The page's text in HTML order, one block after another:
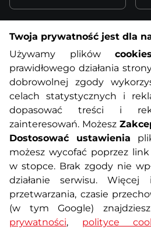
Informacje o
O nas
Polityka prywatności
Metody płatności
Usługi dodatkowe
Formularz kontaktowy
Twoja prywatność jest dla
Używamy plików cookies
prawidłowego działania
dobrowolnej zgody
celach statystycznych i
dopasować treści i
zainteresowań. Możesz
Dostosować ustawienia
możesz wycofać poprzez link
w stopce. Brak zgody nie
działanie serwisu.
przetwarzania, czasie
(w tym Google)
prywatności, polityce